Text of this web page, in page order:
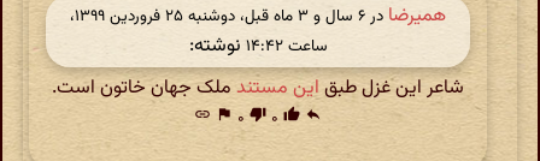
همیرضا
در ‫۶ سال و ۳ ماه قبل، دوشنبه ۲۵ فروردین ۱۳۹۹،
ساعت ۱۴:۴۲
نوشته:
شاعر این غزل طبق این مستند ملک جهان خاتون است.
reply
thumb_up ۰ thumb_down ۰ flag
link